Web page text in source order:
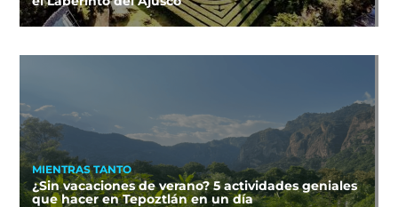
MIENTRAS TANTO
¿Sin vacaciones de verano? 5 actividades geniales
que hacer en Tepoztlán en un día